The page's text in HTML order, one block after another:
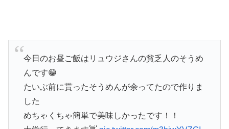
今日のお昼ご飯はリュウジさんの貧乏人のそうめ
んです😁
たいぶ前に貰ったそうめんが余ってたので作りま
した
めちゃくちゃ簡単で美味しかったです！！